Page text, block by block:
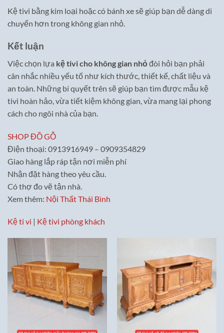
Kệ tivi bằng kim loại hoặc có bánh xe sẽ giúp bạn dễ dàng di
chuyển hơn trong không gian nhỏ.
Kết luận
Việc chọn lựa kệ tivi cho không gian nhỏ đòi hỏi bạn phải
cân nhắc nhiều yếu tố như kích thước, thiết kế, chất liệu và
an toàn. Những bí quyết trên sẽ giúp bạn tìm được mẫu kệ
tivi hoàn hảo, vừa tiết kiệm không gian, vừa mang lại phong
cách cho ngôi nhà của bạn.
SHOP ĐỒ GỖ
Điện thoại: 0913916949 – 0909354829
Giao hàng lắp ráp tận nơi miễn phí
Nhận đặt hàng theo yêu cầu.
Có thợ đo vẽ tận nhà.
Xem thêm: Nội Thất Thái Bình
Kệ ti vi | Kệ tivi phòng khách